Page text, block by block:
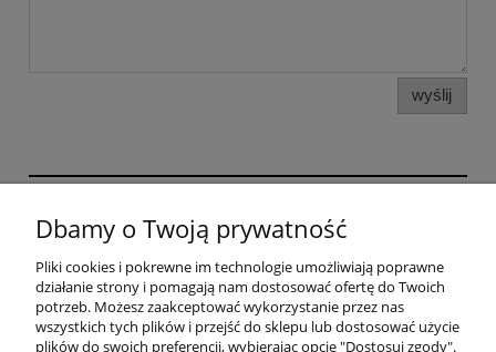
wyślij
GRAFIHAFT Sylwester Górecki | Bysina 205, 32-400
Myślenice, woj. małopolskie | mail:
sklep@grafihaft.pl | tel: 697 374 232, 518 626 771 |
NIP: 6811683757
Dbamy o Twoją prywatność
Pliki cookies i pokrewne im technologie umożliwiają poprawne
działanie strony i pomagają nam dostosować ofertę do Twoich
potrzeb. Możesz zaakceptować wykorzystanie przez nas
wszystkich tych plików i przejść do sklepu lub dostosować użycie
plików do swoich preferencji, wybierając opcję "Dostosuj zgody".